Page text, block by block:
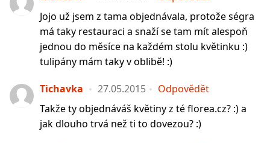
Jojo už jsem z tama objednávala, protože ségra
má taky restauraci a snaží se tam mít alespoň
jednou do měsíce na každém stolu květinku :)
tulipány mám taky v oblibě! :)
Tichavka 27.05.2015
Odpovědět
Takže ty objednáváš květiny z té florea.cz? :) a
jak dlouho trvá než ti to dovezou? :)